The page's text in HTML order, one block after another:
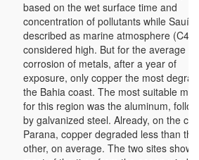
based on the wet surface time and
concentration of pollutants while
described as marine atmosphere (C4),
considered high. But for the average
corrosion of metals, after a year of
exposure, only copper the most
the Bahia coast. The most suitable
for this region was the aluminum,
by galvanized steel. Already, on the
Parana, copper degraded less than the
other, on average. The two sites